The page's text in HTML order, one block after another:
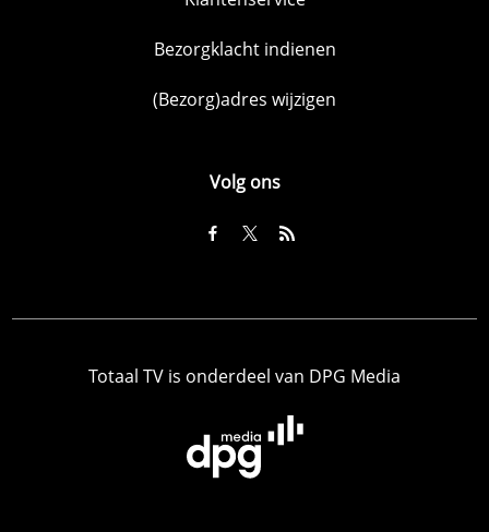
Bezorgklacht indienen
(Bezorg)adres wijzigen
Volg ons
Totaal TV is onderdeel van DPG Media